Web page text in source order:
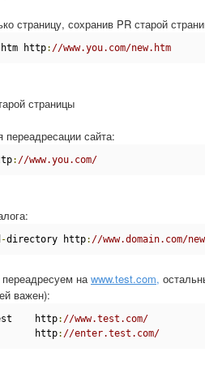
страницу, сохранив PR старой
htm http: //www.you.com/new.htm
страницы
сайта:
: //www.you.com/
-directory http: //www.domain.com/
наwww.test.com,
важен):
http: //www.test.com/
: //enter.test.com/